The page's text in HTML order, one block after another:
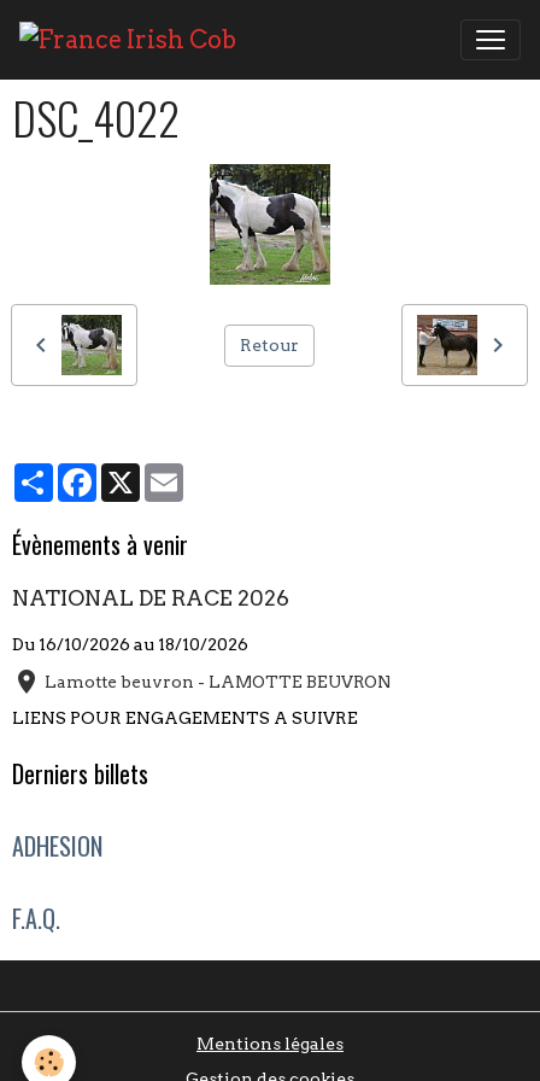
DSC_4022
Retour
PartagerFacebook
X
Évènements à venir
NATIONAL DE RACE 2026
Du 16/10/2026 au 18/10/2026
Lamotte beuvron - LAMOTTE BEUVRON
LIENS POUR ENGAGEMENTS A SUIVRE
Derniers billets
ADHESION
F.A.Q.
Mentions légales